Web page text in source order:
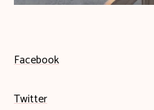
Facebook
Twitter